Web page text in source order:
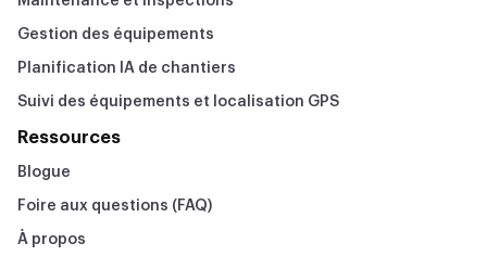
Gestion des équipements
Planification IA de chantiers
Suivi des équipements et localisation GPS
Ressources
Blogue
Foire aux questions (FAQ)
À propos